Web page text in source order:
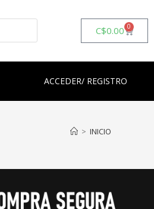
C$0.00 0
ACCEDER/ REGISTRO
> INICIO